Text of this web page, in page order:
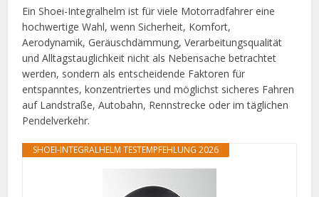
Ein Shoei-Integralhelm ist für viele Motorradfahrer eine
hochwertige Wahl, wenn Sicherheit, Komfort,
Aerodynamik, Geräuschdämmung, Verarbeitungsqualität
und Alltagstauglichkeit nicht als Nebensache betrachtet
werden, sondern als entscheidende Faktoren für
entspanntes, konzentriertes und möglichst sicheres Fahren
auf Landstraße, Autobahn, Rennstrecke oder im täglichen
Pendelverkehr.
SHOEI-INTEGRALHELM TESTEMPFEHLUNG 2026